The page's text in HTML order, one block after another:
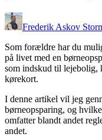
Frederik Askov
Som forældre har du
på livet med en
som indskud til lejebolig,
kørekort.
I denne artikel vil jeg
børneopsparing, og
omfatter blandt andet
andet.